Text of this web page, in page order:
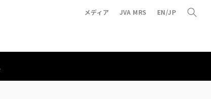
メディア JVA MRS EN/JP